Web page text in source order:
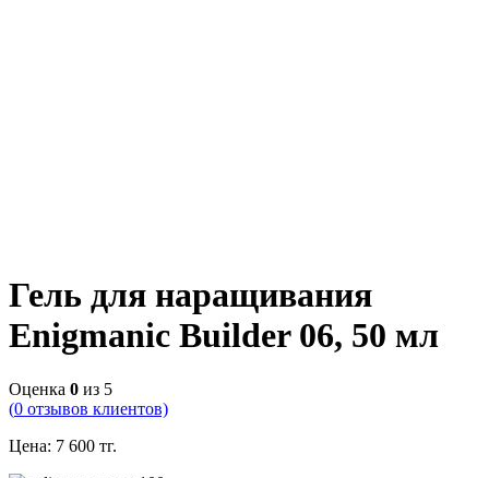
Гель для наращивания
Enigmanic Builder 06, 50 мл
Оценка 0 из 5
(0 отзывов клиентов)
Цена: 7 600 тг.